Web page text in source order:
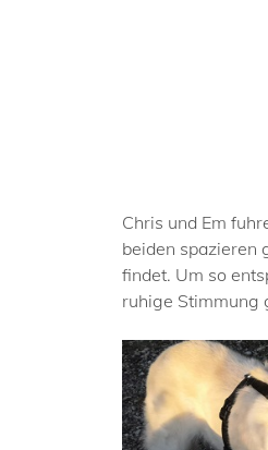
Chris und Em
beiden spazieren
findet. Um so
ruhige Stimmung